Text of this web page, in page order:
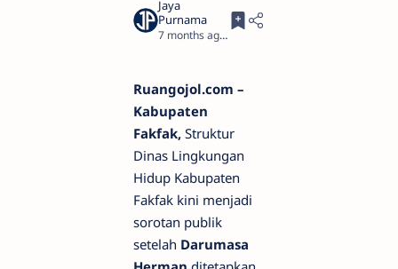
7 months ago
Ruangojol.com –
Kabupaten
Fakfak, Struktur
Dinas Lingkungan
Hidup Kabupaten
Fakfak kini menjadi
sorotan publik
setelah Darumasa